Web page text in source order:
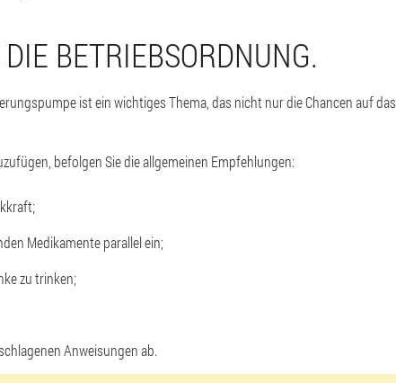
BETRIEBSORDNUNG.
ist ein wichtiges Thema, das nicht nur die Chancen auf
befolgen Sie die allgemeinen Empfehlungen:
Medikamente parallel ein;
zu trinken;
Anweisungen ab.